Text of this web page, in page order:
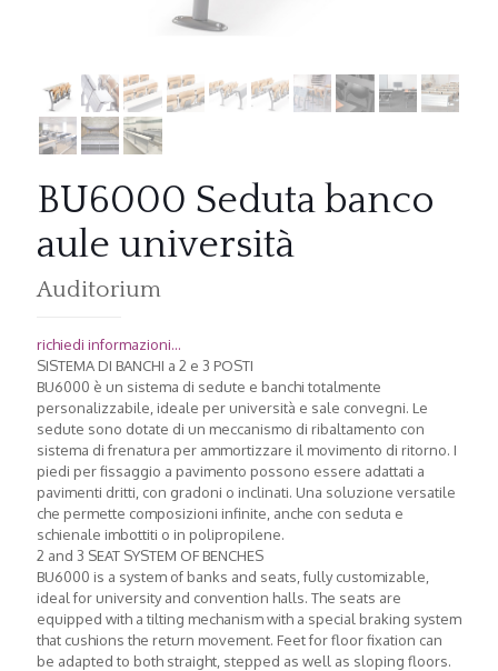
BU6000 Seduta banco
aule università
Auditorium
richiedi informazioni...
SISTEMA DI BANCHI a 2 e 3 POSTI
BU6000 è un sistema di sedute e banchi totalmente
personalizzabile, ideale per università e sale convegni. Le
sedute sono dotate di un meccanismo di ribaltamento con
sistema di frenatura per ammortizzare il movimento di ritorno. I
piedi per fissaggio a pavimento possono essere adattati a
pavimenti dritti, con gradoni o inclinati. Una soluzione versatile
che permette composizioni infinite, anche con seduta e
schienale imbottiti o in polipropilene.
2 and 3 SEAT SYSTEM OF BENCHES
BU6000 is a system of banks and seats, fully customizable,
ideal for university and convention halls. The seats are
equipped with a tilting mechanism with a special braking system
that cushions the return movement. Feet for floor fixation can
be adapted to both straight, stepped as well as sloping floors.